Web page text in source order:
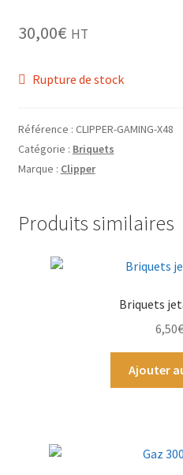
Grinders
Plateau pour rouler
Vape
CBD, Poppers & Récréatifs
30,00€ HT
Rupture de stock
Référence : CLIPPER-GAMING-X48
Catégorie : Briquets
Marque : Clipper
Produits similaires
Briquets
6,50€
Ajouter